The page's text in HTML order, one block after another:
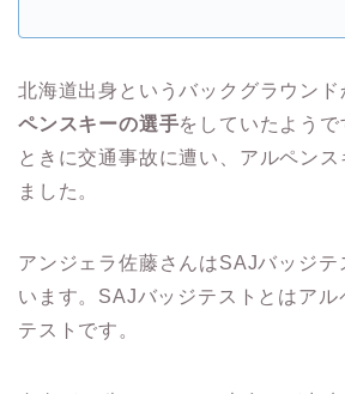
北海道出身というバックグラウンド
ペンスキーの選手をしていたよう
ときに交通事故に遭い、アルペン
ました。
アンジェラ佐藤さんはSAJバッジテ
います。SAJバッジテストとはアル
テストです。